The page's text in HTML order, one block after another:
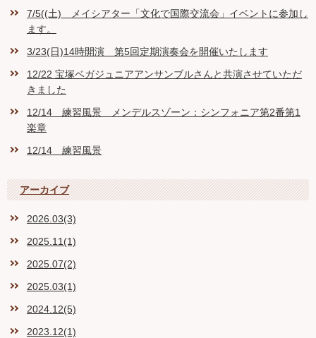
7/5((土) メイシアター「文化で国際交流会」イベントに参加し
ます。
3/23(日)14時開演 第5回定期演奏会を開催いたします
12/22 宝塚ベガジュニアアンサンブルさんと共演させていただ
きました
12/14 練習風景 メンデルスゾーン：シンフォニア第2番第1
楽章
12/14 練習風景
アーカイブ
2026.03(3)
2025.11(1)
2025.07(2)
2025.03(1)
2024.12(5)
2023.12(1)